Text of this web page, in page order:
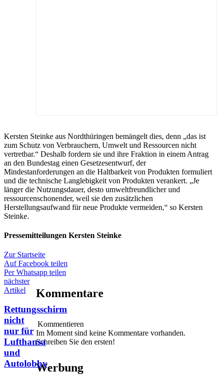
Kersten Steinke aus Nordthüringen bemängelt dies, denn „das ist
zum Schutz von Verbrauchern, Umwelt und Ressourcen nicht
vertretbar.“ Deshalb fordern sie und ihre Fraktion in einem Antrag
an den Bundestag einen Gesetzesentwurf, der
Mindestanforderungen an die Haltbarkeit von Produkten formuliert
und die technische Langlebigkeit von Produkten verankert. „Je
länger die Nutzungsdauer, desto umweltfreundlicher und
ressourcenschonender, weil sie den zusätzlichen
Herstellungsaufwand für neue Produkte vermeiden,“ so Kersten
Steinke.
Pressemitteilungen Kersten Steinke
Zur Startseite
Auf Facebook teilen
Per Whatsapp teilen
nächster
Artikel
Rettungsschirm
nicht
nur für
Lufthansa
und
Autolobby
Kommentare
Kommentieren
Im Moment sind keine Kommentare vorhanden.
Schreiben Sie den ersten!
Werbung